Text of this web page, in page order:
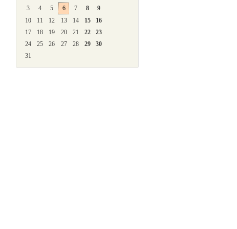
3
4 5 6 7 8
9
10
11 12 13 14 15
16
17
18 19 20 21 22
23
24
25 26 27 28 29
30
31